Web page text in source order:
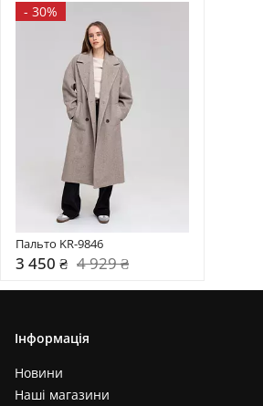
- 30%
Пальто KR-9846
3 450 ₴ 4 929 ₴
Інформація
Новини
Наші магазини